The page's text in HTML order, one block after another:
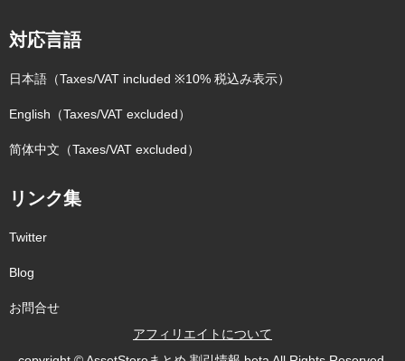
対応言語
日本語（Taxes/VAT included ※10% 税込み表示）
English（Taxes/VAT excluded）
简体中文（Taxes/VAT excluded）
リンク集
Twitter
Blog
お問合せ
アフィリエイトについて